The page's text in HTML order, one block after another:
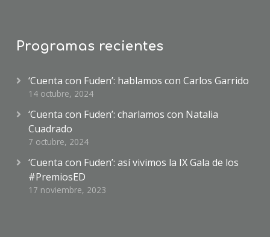
Programas recientes
‘Cuenta con Fuden’: hablamos con Carlos Garrido
14 octubre, 2024
‘Cuenta con Fuden’: charlamos con Natalia
Cuadrado
7 octubre, 2024
‘Cuenta con Fuden’: así vivimos la IX Gala de los
#PremiosED
17 noviembre, 2023